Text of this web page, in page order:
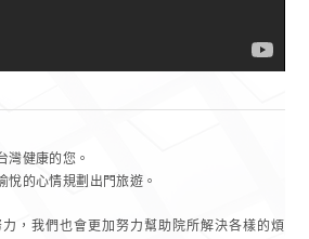
灣健康的您。
悅的心情規劃出門旅遊。
，我們也會更加努力幫助院所解決各樣的煩